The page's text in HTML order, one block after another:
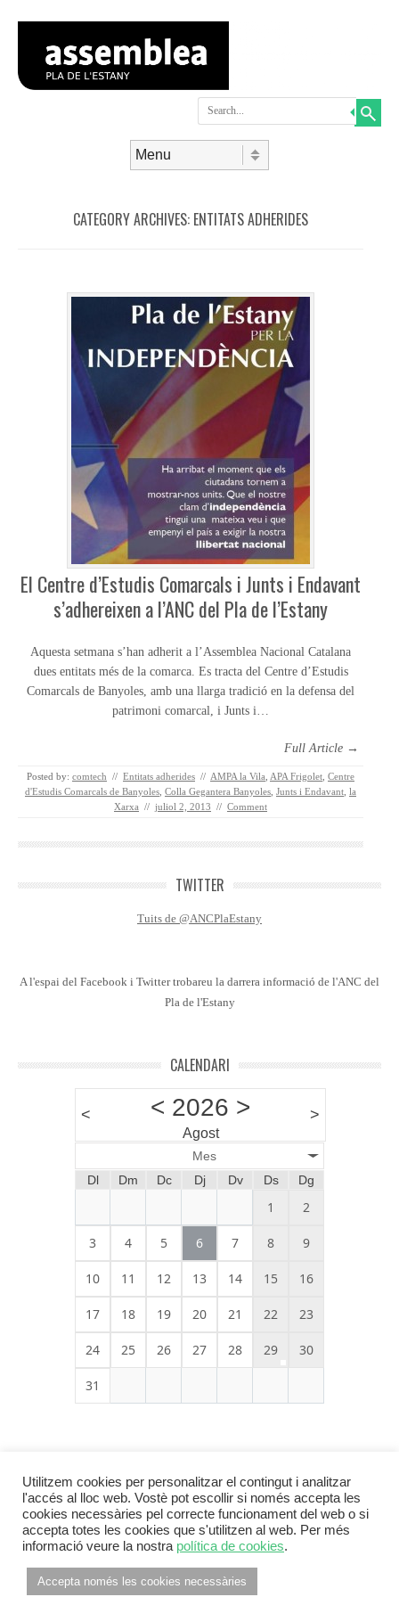
CATEGORY ARCHIVES: ENTITATS ADHERIDES
El Centre d’Estudis Comarcals i Junts i Endavant
s’adhereixen a l’ANC del Pla de l’Estany
Aquesta setmana s’han adherit a l’Assemblea Nacional Catalana
dues entitats més de la comarca. Es tracta del Centre d’Estudis
Comarcals de Banyoles, amb una llarga tradició en la defensa del
patrimoni comarcal, i Junts i…
Full Article →
Posted by: comtech // Entitats adherides // AMPA la Vila APA Frigolet Centre
d'Estudis Comarcals de Banyoles Colla Gegantera Banyoles Junts i Endavant la
Xarxa // juliol 2, 2013 // Comment
TWITTER
Tuits de @ANCPlaEstany
A l'espai del Facebook i Twitter trobareu la darrera informació de l'ANC del
Pla de l'Estany
CALENDARI
< < 2026 >
Agost
>
Mes
Dl
Dm Dc Dj Dv Ds Dg
1 2
3 4 5 6 7 8 9
10 11 12 13 14 15 16
17 18 19 20 21 22 23
24 25 26 27 28 29 30
31
POLÍTICA DE COOKIES
Utilitzem cookies per personalitzar el contingut i analitzar
l'accés al lloc web. Vostè pot escollir si només accepta les
cookies necessàries pel correcte funcionament del web o si
accepta totes les cookies que s'utilitzen al web. Per més
informació veure la nostra política de cookies.
Accepta només les cookies necessàries